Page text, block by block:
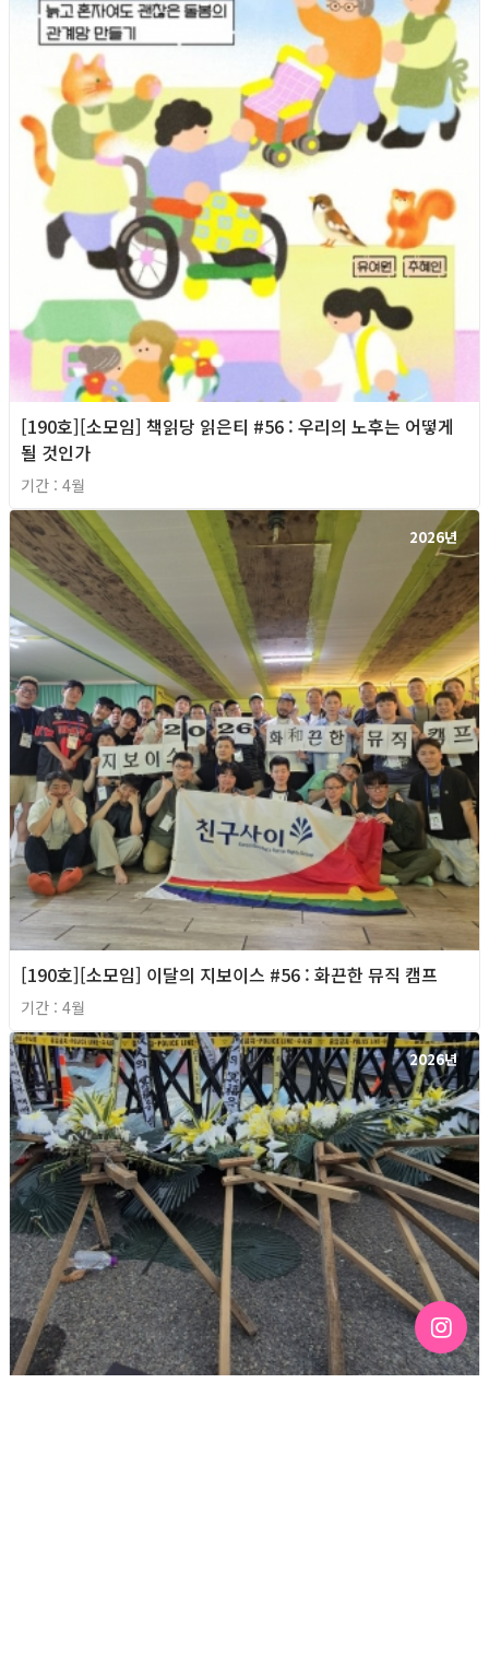
[190호][소모임] 책읽당 읽은티 #56 : 우리의 노후는 어떻게
될 것인가
기간 : 4월
2026년
[190호][소모임] 이달의 지보이스 #56 : 화끈한 뮤직 캠프
기간 : 4월
2026년